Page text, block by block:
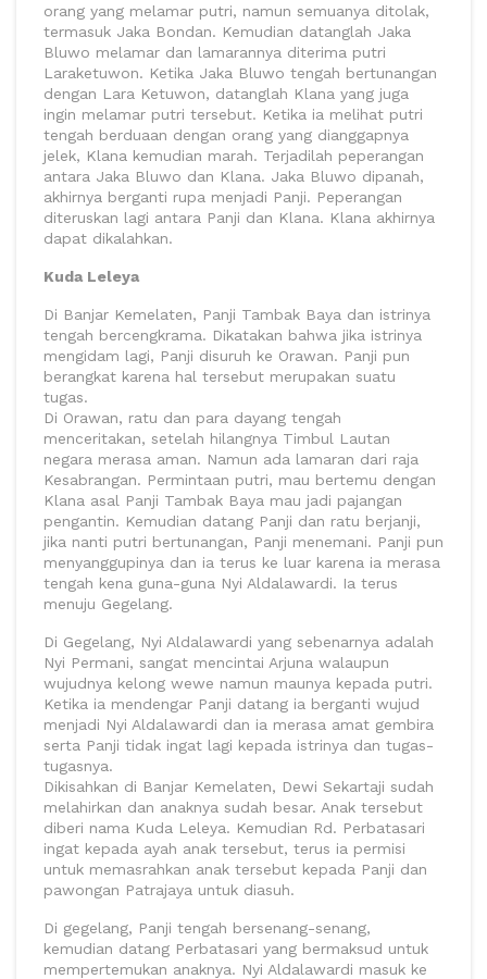
orang yang melamar putri, namun semuanya ditolak,
termasuk Jaka Bondan. Kemudian datanglah Jaka
Bluwo melamar dan lamarannya diterima putri
Laraketuwon. Ketika Jaka Bluwo tengah bertunangan
dengan Lara Ketuwon, datanglah Klana yang juga
ingin melamar putri tersebut. Ketika ia melihat putri
tengah berduaan dengan orang yang dianggapnya
jelek, Klana kemudian marah. Terjadilah peperangan
antara Jaka Bluwo dan Klana. Jaka Bluwo dipanah,
akhirnya berganti rupa menjadi Panji. Peperangan
diteruskan lagi antara Panji dan Klana. Klana akhirnya
dapat dikalahkan.
Kuda Leleya
Di Banjar Kemelaten, Panji Tambak Baya dan istrinya
tengah bercengkrama. Dikatakan bahwa jika istrinya
mengidam lagi, Panji disuruh ke Orawan. Panji pun
berangkat karena hal tersebut merupakan suatu
tugas.
Di Orawan, ratu dan para dayang tengah
menceritakan, setelah hilangnya Timbul Lautan
negara merasa aman. Namun ada lamaran dari raja
Kesabrangan. Permintaan putri, mau bertemu dengan
Klana asal Panji Tambak Baya mau jadi pajangan
pengantin. Kemudian datang Panji dan ratu berjanji,
jika nanti putri bertunangan, Panji menemani. Panji pun
menyanggupinya dan ia terus ke luar karena ia merasa
tengah kena guna-guna Nyi Aldalawardi. Ia terus
menuju Gegelang.
Di Gegelang, Nyi Aldalawardi yang sebenarnya adalah
Nyi Permani, sangat mencintai Arjuna walaupun
wujudnya kelong wewe namun maunya kepada putri.
Ketika ia mendengar Panji datang ia berganti wujud
menjadi Nyi Aldalawardi dan ia merasa amat gembira
serta Panji tidak ingat lagi kepada istrinya dan tugas-
tugasnya.
Dikisahkan di Banjar Kemelaten, Dewi Sekartaji sudah
melahirkan dan anaknya sudah besar. Anak tersebut
diberi nama Kuda Leleya. Kemudian Rd. Perbatasari
ingat kepada ayah anak tersebut, terus ia permisi
untuk memasrahkan anak tersebut kepada Panji dan
pawongan Patrajaya untuk diasuh.
Di gegelang, Panji tengah bersenang-senang,
kemudian datang Perbatasari yang bermaksud untuk
mempertemukan anaknya. Nyi Aldalawardi masuk ke